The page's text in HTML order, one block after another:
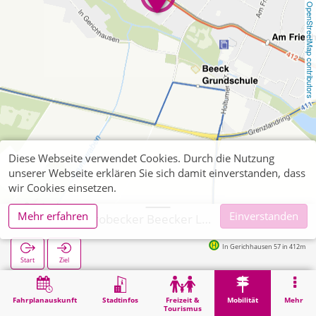
OpenStreetMap contributors
Fahrplanauskunft Stadtinfos
Freizeit &
Tourismus
Mobilität Mehr
Start Ziel
In Gerichhausen 57 in 412m
Mobilität Wegberg, Grobecker Beecker Lädchen
Diese Webseite verwendet Cookies. Durch die Nutzung
unserer Webseite erklären Sie sich damit einverstanden, dass
wir Cookies einsetzen.
Mehr erfahren
Einverstanden